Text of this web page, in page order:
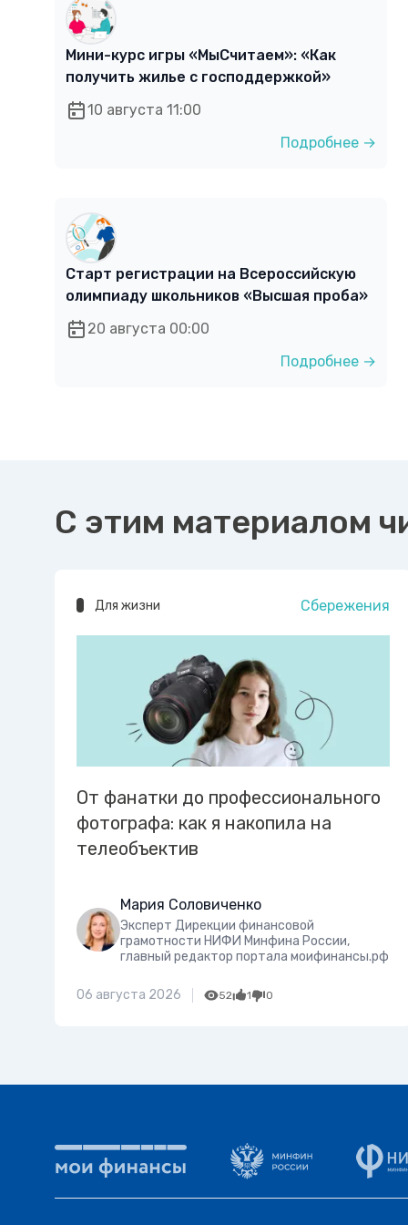
Мини-курс игры «МыСчитаем»: «Как
получить жилье с господдержкой»
10 августа 11:00
Подробнее →
Старт регистрации на Всероссийскую
олимпиаду школьников «Высшая проба»
20 августа 00:00
Подробнее →
С этим материалом
Для жизни Сбережения
От фанатки до профессионального
фотографа: как я накопила на
телеобъектив
Мария Соловиченко
Эксперт Дирекции финансовой
грамотности НИФИ Минфина России,
главный редактор портала моифинансы.рф
06 августа 2026 52 1 0